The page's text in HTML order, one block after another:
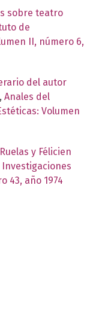
sobre teatro
de
II, número 6,
del autor
, Anales del
Volumen
y Félicien
43, año 1974